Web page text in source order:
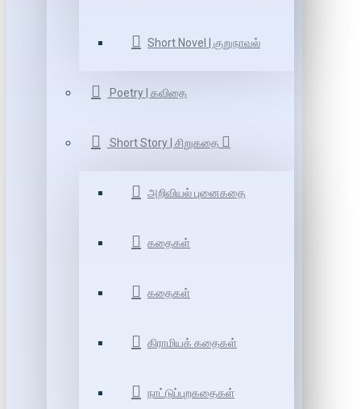
Short Novel | குறுநாவல்
Poetry | கவிதை
Short Story | சிறுகதை
அறிவியல் புனைகதை
கதைகள்
கதைகள்
கிராமியக் கதைகள்
நாட்டுப்புறகதைகள்